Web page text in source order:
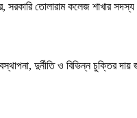
সরকারি তোলারাম কলেজ শাখার
দুর্নীতি ও বিভিন্ন চুক্তির